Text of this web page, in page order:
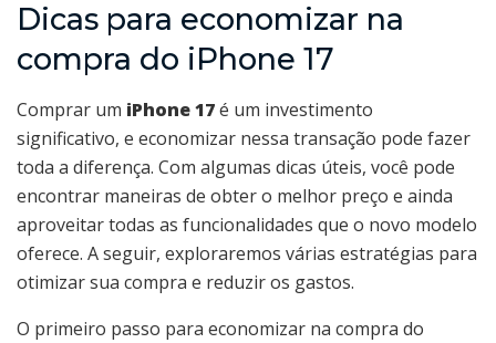
Dicas para economizar na
compra do iPhone 17
Comprar um iPhone 17é um investimento
significativo, e economizar nessa transação pode fazer
toda a diferença. Com algumas dicas úteis, você pode
encontrar maneiras de obter o melhor preço e ainda
aproveitar todas as funcionalidades que o novo modelo
oferece. A seguir, exploraremos várias estratégias para
otimizar sua compra e reduzir os gastos.
O primeiro passo para economizar na compra do